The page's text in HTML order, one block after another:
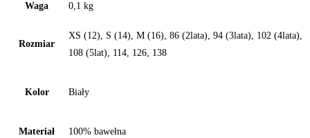
Waga 0,1 kg
Rozmiar
XS (12), S (14), M (16), 86 (2lata), 94 (3lata), 102 (4lata),
108 (5lat), 114, 126, 138
Kolor Biały
Materiał 100% bawełna